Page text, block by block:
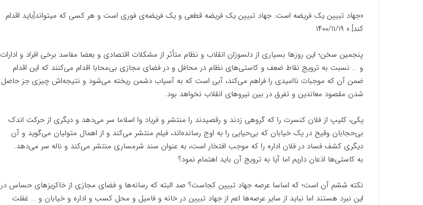
«جهاد تبیین یک فریضه است. جهاد تبیین یک فریضه‌ قطعی و یک فریضه‌ی فوری است و هر کسی که میتواند[باید اقدام
کند].» ۱۴۰۰/۱۱/۱۹
پنجمین سخن؛ این روزها بسیاری از دلسوزان انقلاب و نظام متأثر از مشکلات اقتصادی و بعضا مفاسد برخی افراد و ادارات
و … نسبت به ترویج نقاط ضعف و کاستی‌های نظام در محافل و در فضای مجازی بی‌محابا اقدام می‌کنند که این اقدام
ضمن آن که موجبات ناامیدی را فراهم می‌کند، آبی است که به آسیاب دشمن ریخته می‌شود و نتیجه‌اش چیزی جز حاصل
شدن مقصود معاندین و تفرق در بین نیروهای انقلاب نخواهد بود.
یکی، کلیپ از فلان کنسرت را که گروهی زدند و رقصیدند را منتشر و فریاد وا اسلاما سر می‌دهد و دیگری از حرکت اندک
بی‌حجابان وقیح در یک خیابان که بی‌حیایی را به اوج رسانده‌اند، فیلم منتشر می‌کند و از اهمال متولیان می‌گوید و آن
دیگری کشف فساد در فلان اداره را که موجب افتخار است، به عنوان سند شرمساری منتشر می‌کند و ناله سر می‌دهد.
به کاستی‌ها اذعان داریم اما آیا به ترویج آن باید اهتمام نمود؟
نکته ششم آن است؛ که اساسا عرصه جهاد تبیین کجاست؟ صد البته که رسانه‌ها و فضای مجازی از خاکریزهای حساس در
این نبرد هستند اما نباید از سایر عرصه‌ها اعم از جهاد تبیین در خانه و فامیل و محل کسب و اداره و خیابان و … غفلت